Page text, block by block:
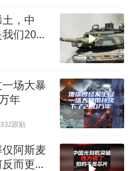
，中
们20年
场大暴
年
332跟贴
阿斯麦
而更